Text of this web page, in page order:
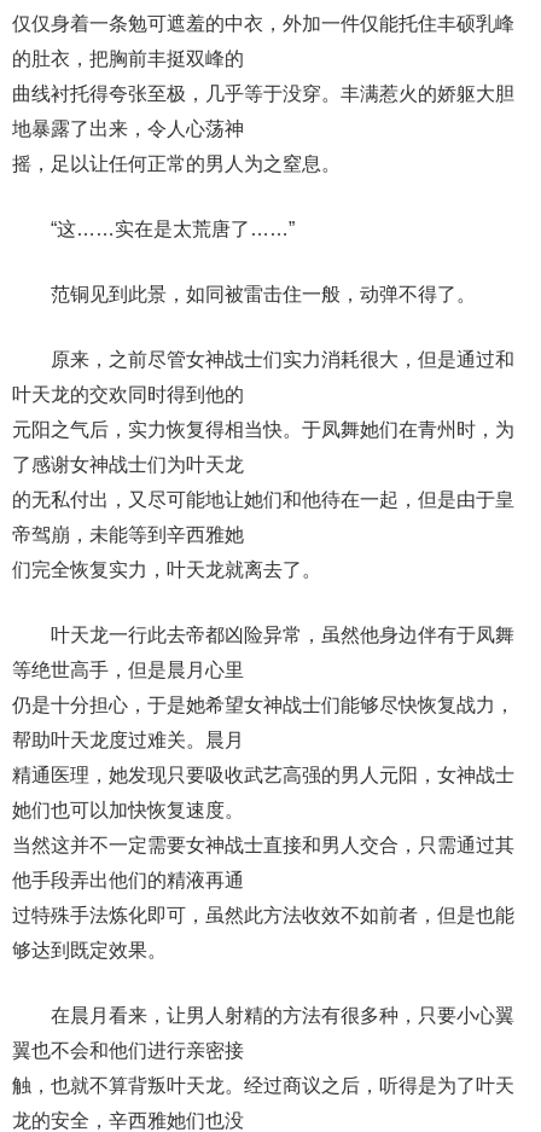
仅仅身着一条勉可遮羞的中衣，外加一件仅能托住丰硕乳峰
的肚衣，把胸前丰挺双峰的
曲线衬托得夸张至极，几乎等于没穿。丰满惹火的娇躯大胆
地暴露了出来，令人心荡神
摇，足以让任何正常的男人为之窒息。
“这……实在是太荒唐了……”
范铜见到此景，如同被雷击住一般，动弹不得了。
原来，之前尽管女神战士们实力消耗很大，但是通过和
叶天龙的交欢同时得到他的
元阳之气后，实力恢复得相当快。于凤舞她们在青州时，为
了感谢女神战士们为叶天龙
的无私付出，又尽可能地让她们和他待在一起，但是由于皇
帝驾崩，未能等到辛西雅她
们完全恢复实力，叶天龙就离去了。
叶天龙一行此去帝都凶险异常，虽然他身边伴有于凤舞
等绝世高手，但是晨月心里
仍是十分担心，于是她希望女神战士们能够尽快恢复战力，
帮助叶天龙度过难关。晨月
精通医理，她发现只要吸收武艺高强的男人元阳，女神战士
她们也可以加快恢复速度。
当然这并不一定需要女神战士直接和男人交合，只需通过其
他手段弄出他们的精液再通
过特殊手法炼化即可，虽然此方法收效不如前者，但是也能
够达到既定效果。
在晨月看来，让男人射精的方法有很多种，只要小心翼
翼也不会和他们进行亲密接
触，也就不算背叛叶天龙。经过商议之后，听得是为了叶天
龙的安全，辛西雅她们也没